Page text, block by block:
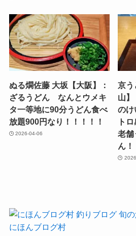
ぬる燗佐藤 大坂【大阪】：
ざるうどん なんとウメキ
タ一等地に90分うどん食べ
放題900円なり！！！！！
2026-04-06
京う
山】
の
ト
老舗
ん！
にほんブログ村